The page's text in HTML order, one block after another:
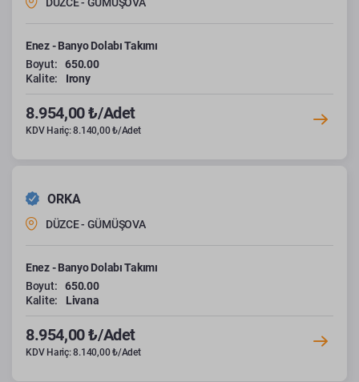
Enez - Banyo Dolabı Takımı
Boyut:
650.00
Kalite:
Irony
8.954,00 ₺/Adet
KDV Hariç: 8.140,00 ₺/Adet
ORKA
DÜZCE - GÜMÜŞOVA
Enez - Banyo Dolabı Takımı
Boyut:
650.00
Kalite:
Livana
8.954,00 ₺/Adet
KDV Hariç: 8.140,00 ₺/Adet